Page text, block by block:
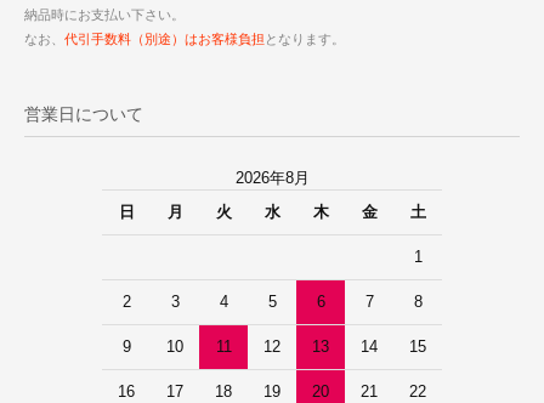
納品時にお支払い下さい。
なお、 代引手数料（別途）はお客様負担 となります。
営業日について
2026年8月
日
月 火 水 木 金 土
1
2 3 4 5 6 7 8
9 10 11 12 13 14 15
16 17 18 19 20 21 22